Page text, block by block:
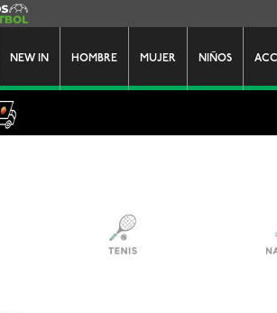
NEW IN HOMBRE MUJER NIÑOS